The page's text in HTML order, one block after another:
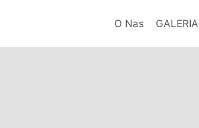
O Nas GALERIA